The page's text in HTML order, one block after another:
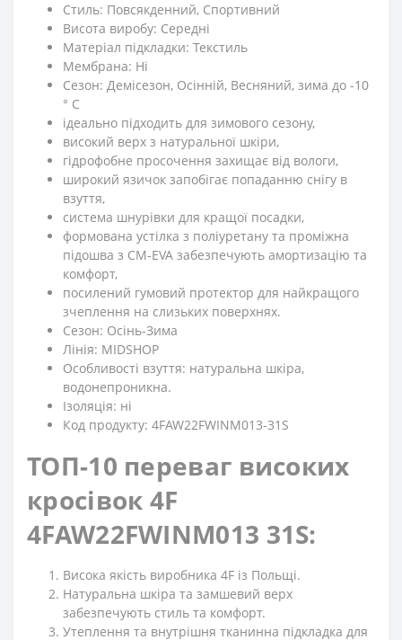
Стиль: Повсякденний, Спортивний
Висота виробу: Середні
Матеріал підкладки: Текстиль
Мембрана: Ні
Сезон: Демісезон, Осінній, Весняний, зима до -10
° C
ідеально підходить для зимового сезону,
високий верх з натуральної шкіри,
гідрофобне просочення захищає від вологи,
широкий язичок запобігає попаданню снігу в
взуття,
система шнурівки для кращої посадки,
формована устілка з поліуретану та проміжна
підошва з CM-EVA забезпечують амортизацію та
комфорт,
посилений гумовий протектор для найкращого
зчеплення на слизьких поверхнях.
Сезон: Осінь-Зима
Лінія: MIDSHOP
Особливості взуття: натуральна шкіра,
водонепроникна.
Ізоляція: ні
Код продукту: 4FAW22FWINM013-31S
ТОП-10 переваг високих
кросівок 4F
4FAW22FWINM013 31S:
Висока якість виробника 4F із Польщі.
Натуральна шкіра та замшевий верх
забезпечують стиль та комфорт.
Утеплення та внутрішня тканинна підкладка для